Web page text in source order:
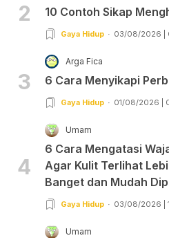
2 10 Contoh Sikap
Gaya Hidup 03/08/2026 |
3
Arga Fica
6 Cara Menyikapi
Gaya Hidup 01/08/2026 |
4
Umam
6 Cara Mengatasi
Agar Kulit Terlihat
Banget dan Mudah
Gaya Hidup 03/08/2026 |
Umam